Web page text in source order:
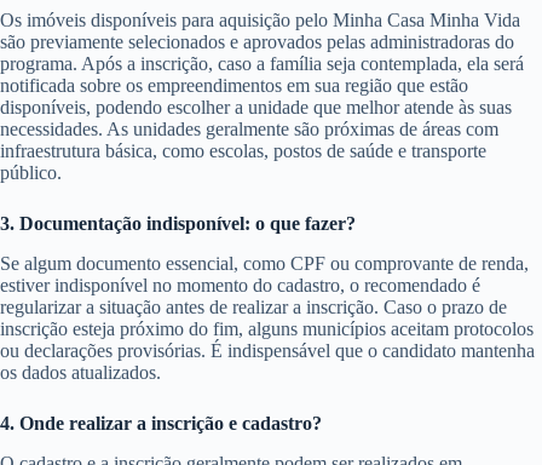
Os imóveis disponíveis para aquisição pelo Minha Casa Minha Vida
são previamente selecionados e aprovados pelas administradoras do
programa. Após a inscrição, caso a família seja contemplada, ela será
notificada sobre os empreendimentos em sua região que estão
disponíveis, podendo escolher a unidade que melhor atende às suas
necessidades. As unidades geralmente são próximas de áreas com
infraestrutura básica, como escolas, postos de saúde e transporte
público.
3. Documentação indisponível: o que fazer?
Se algum documento essencial, como CPF ou comprovante de renda,
estiver indisponível no momento do cadastro, o recomendado é
regularizar a situação antes de realizar a inscrição. Caso o prazo de
inscrição esteja próximo do fim, alguns municípios aceitam protocolos
ou declarações provisórias. É indispensável que o candidato mantenha
os dados atualizados.
4. Onde realizar a inscrição e cadastro?